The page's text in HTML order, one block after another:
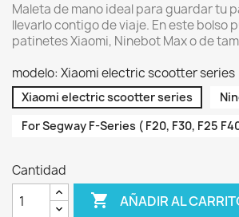
Maleta de mano ideal para guardar tu
llevarlo contigo de viaje. En este bolso
patinetes Xiaomi, Ninebot Max o de
modelo: Xiaomi electric scootter series
Xiaomi electric scootter series
For Segway F-Series ( F20, F30, F25
Cantidad
 AÑADIR AL